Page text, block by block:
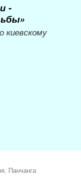
-
киевскому
Панчанга